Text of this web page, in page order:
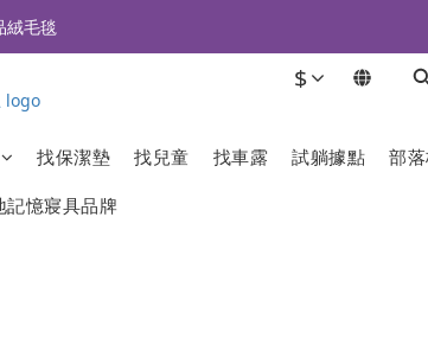
贈〈 購物金 〉
絨毛毯
$
找保潔墊 找兒童 找車露 試躺據點 部
憶寢具品牌